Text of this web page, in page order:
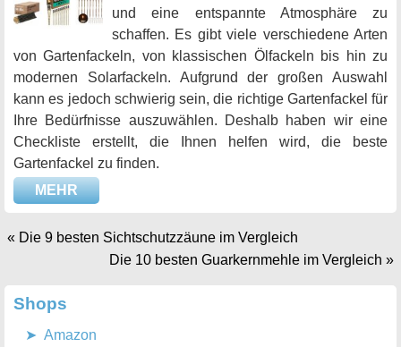
und eine entspannte Atmosphäre zu
schaffen. Es gibt viele verschiedene Arten
von Gartenfackeln, von klassischen Ölfackeln bis hin zu
modernen Solarfackeln. Aufgrund der großen Auswahl
kann es jedoch schwierig sein, die richtige Gartenfackel für
Ihre Bedürfnisse auszuwählen. Deshalb haben wir eine
Checkliste erstellt, die Ihnen helfen wird, die beste
Gartenfackel zu finden.
MEHR
« Die 9 besten Sichtschutzzäune im Vergleich
Die 10 besten Guarkernmehle im Vergleich »
Shops
Amazon